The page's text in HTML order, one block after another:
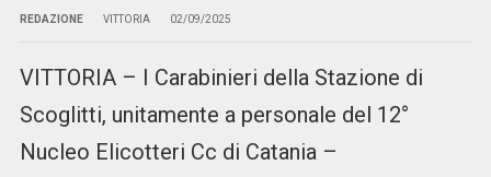
REDAZIONE VITTORIA 02/09/2025
VITTORIA – I Carabinieri della Stazione di
Scoglitti, unitamente a personale del 12°
Nucleo Elicotteri Cc di Catania –